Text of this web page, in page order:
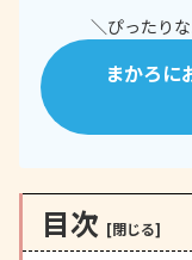
＼ぴったり
まかろに
目次